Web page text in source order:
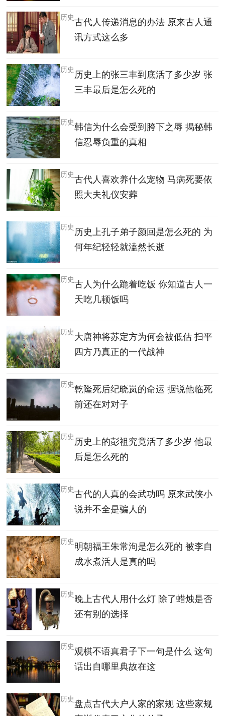
古代人传递消息的办法 原来古人通
讯方式这么多
历史
历史上的张三丰到底活了多少岁 张
三丰最后是怎么死的
历史
韩信为什么会受到胯下之辱 揭秘韩
信忍辱负重的真相
历史
古代人喜欢养什么宠物 马病死要依
照大夫礼仪安葬
历史
历史上孔子弟子颜回是怎么死的 为
何年纪轻轻就溘然长逝
历史
古人为什么跪着吃饭 你知道古人一
天吃几顿饭吗
历史
大唐神将苏定方为何会被低估 扫平
四方乃真正的一代战神
历史
乾隆死后纪晓岚的命运 据说他临死
前还在对对子
历史
历史上的彭祖究竟活了多少岁 他最
后是怎么死的
历史
古代的人真的会武功吗 原来武侠小
说并不全是骗人的
历史
明朝福王朱常洵是怎么死的 被李自
成水煮活人是真的吗
历史
晚上古代人用什么灯 除了蜡烛是否
还有别的选择
历史
观棋不语真君子下一句是什么 这句
话出自哪里典故在这
历史
盘点古代大户人家的家规 这些家规
历史